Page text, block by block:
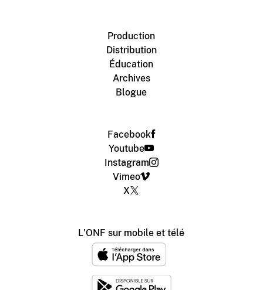
Production
Distribution
Éducation
Archives
Blogue
Facebook
Youtube
Instagram
Vimeo
X
L'ONF sur mobile et télé